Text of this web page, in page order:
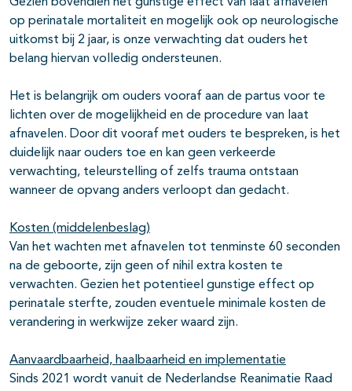
op perinatale mortaliteit en mogelijk ook op neurologische
uitkomst bij 2 jaar, is onze verwachting dat ouders het
belang hiervan volledig ondersteunen.
Het is belangrijk om ouders vooraf aan de partus voor te
lichten over de mogelijkheid en de procedure van laat
afnavelen. Door dit vooraf met ouders te bespreken, is het
duidelijk naar ouders toe en kan geen verkeerde
verwachting, teleurstelling of zelfs trauma ontstaan
wanneer de opvang anders verloopt dan gedacht.
Kosten (middelenbeslag)
Van het wachten met afnavelen tot tenminste 60 seconden
na de geboorte, zijn geen of nihil extra kosten te
verwachten. Gezien het potentieel gunstige effect op
perinatale sterfte, zouden eventuele minimale kosten de
verandering in werkwijze zeker waard zijn.
Aanvaardbaarheid, haalbaarheid en implementatie
Sinds 2021 wordt vanuit de Nederlandse Reanimatie Raad